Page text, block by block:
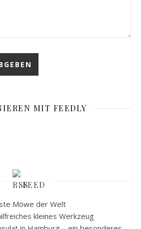
MIT FEEDLY
FEED
Möwe der Welt
kleines Werkzeug